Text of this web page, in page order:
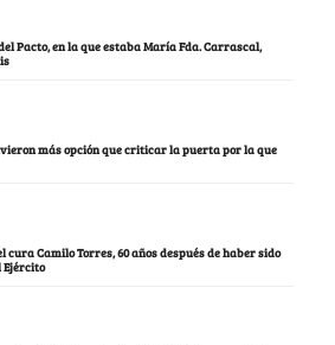
Pacto, en la que estaba María Fda. Carrascal,
más opción que criticar la puerta por la que
Camilo Torres, 60 años después de haber sido
Ejército